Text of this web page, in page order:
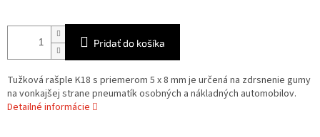
Pridať do košíka
Tužková rašple K18 s priemerom 5 x 8 mm je určená na zdrsnenie gumy
na vonkajšej strane pneumatík osobných a nákladných automobilov.
Detailné informácie